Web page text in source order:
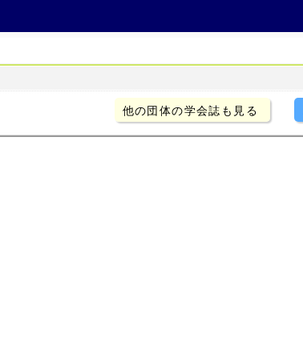
他の団体の学会誌も見る